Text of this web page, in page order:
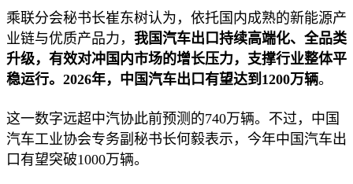
乘联分会秘书长崔东树认为，依托国内成熟的新能源产
业链与优质产品力， 我国汽车出口持续高端化、全品类
升级，有效对冲国内市场的增长压力，支撑行业整体平
稳运行。2026年，中国汽车出口有望达到1200万辆。
这一数字远超中汽协此前预测的740万辆。不过，中国
汽车工业协会专务副秘书长何毅表示，今年中国汽车出
口有望突破1000万辆。